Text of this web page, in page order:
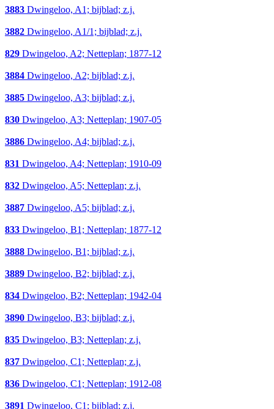
3883 Dwingeloo, A1; bijblad; z.j.
3882 Dwingeloo, A1/1; bijblad; z.j.
829 Dwingeloo, A2; Netteplan; 1877-12
3884 Dwingeloo, A2; bijblad; z.j.
3885 Dwingeloo, A3; bijblad; z.j.
830 Dwingeloo, A3; Netteplan; 1907-05
3886 Dwingeloo, A4; bijblad; z.j.
831 Dwingeloo, A4; Netteplan; 1910-09
832 Dwingeloo, A5; Netteplan; z.j.
3887 Dwingeloo, A5; bijblad; z.j.
833 Dwingeloo, B1; Netteplan; 1877-12
3888 Dwingeloo, B1; bijblad; z.j.
3889 Dwingeloo, B2; bijblad; z.j.
834 Dwingeloo, B2; Netteplan; 1942-04
3890 Dwingeloo, B3; bijblad; z.j.
835 Dwingeloo, B3; Netteplan; z.j.
837 Dwingeloo, C1; Netteplan; z.j.
836 Dwingeloo, C1; Netteplan; 1912-08
3891 Dwingeloo, C1; bijblad; z.j.